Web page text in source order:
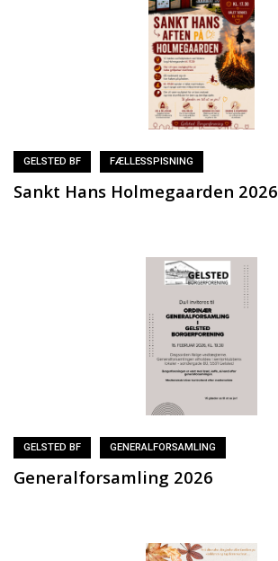
GELSTED BF FÆLLESSPISNING
Sankt Hans Holmegaarden 2026
GELSTED BF GENERALFORSAMLING
Generalforsamling 2026